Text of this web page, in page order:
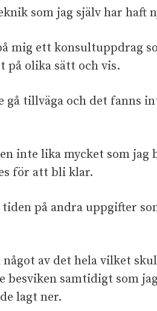
som jag själv har haft
mig ett konsultuppdrag
på olika sätt och vis.
tillväga och det fanns
inte lika mycket som jag
för att bli klar.
på andra uppgifter
av det hela vilket
besviken samtidigt som
lagt ner.